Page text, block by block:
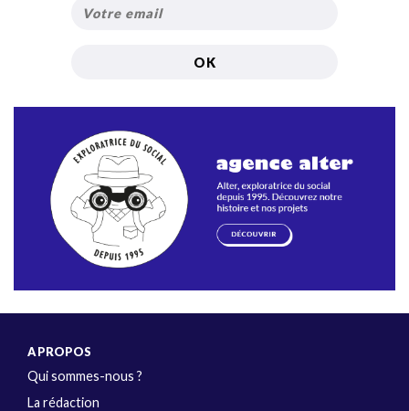
A PROPOS
Qui sommes-nous ?
La rédaction